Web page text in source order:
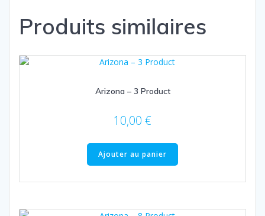
Produits similaires
Arizona – 3 Product
10,00 €
Ajouter au panier